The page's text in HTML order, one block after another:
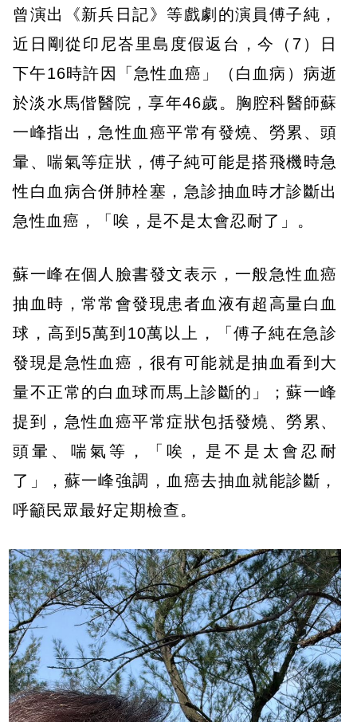
曾演出《新兵日記》等戲劇的演員傅子純，
近日剛從印尼峇里島度假返台，今（7）日
下午16時許因「急性血癌」（白血病）病逝
於淡水馬偕醫院，享年46歲。胸腔科醫師蘇
一峰指出，急性血癌平常有發燒、勞累、頭
暈、喘氣等症狀，傅子純可能是搭飛機時急
性白血病合併肺栓塞，急診抽血時才診斷出
急性血癌，「唉，是不是太會忍耐了」。
蘇一峰在個人臉書發文表示，一般急性血癌
抽血時，常常會發現患者血液有超高量白血
球，高到5萬到10萬以上，「傅子純在急診
發現是急性血癌，很有可能就是抽血看到大
量不正常的白血球而馬上診斷的」；蘇一峰
提到，急性血癌平常症狀包括發燒、勞累、
頭暈、喘氣等，「唉，是不是太會忍耐
了」，蘇一峰強調，血癌去抽血就能診斷，
呼籲民眾最好定期檢查。